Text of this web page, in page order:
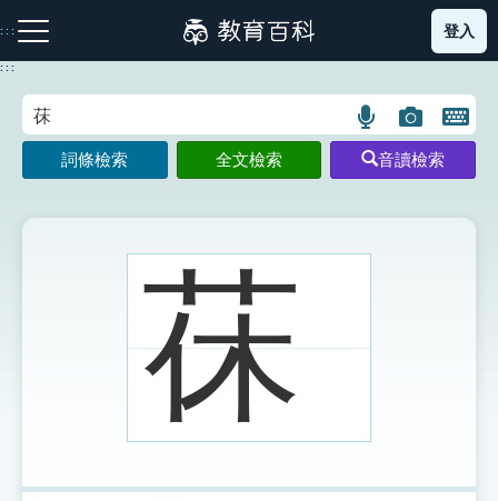
到
主
:::
注音索引圖示 筆畫索引圖示 部首索引表圖示
登入
:::
語
言
搜
示
圖
片
搜
開
鍵
圖
詞條檢索 全文檢索 音讀檢索
茠